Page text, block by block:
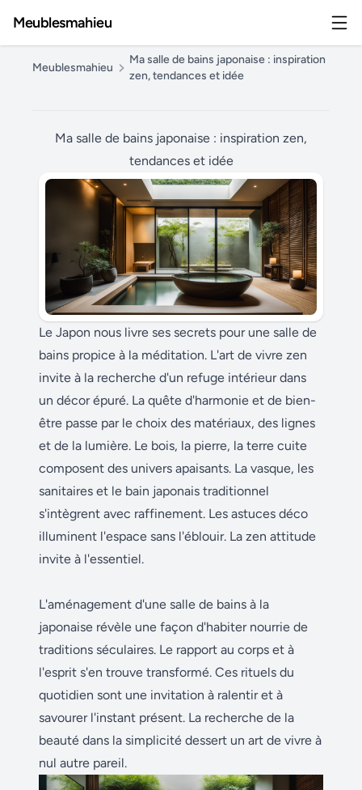
Meublesmahieu
Meublesmahieu
Ma salle de bains japonaise : inspiration
zen, tendances et idée
Ma salle de bains japonaise : inspiration zen,
tendances et idée
Le Japon nous livre ses secrets pour une salle de
bains propice à la méditation. L'art de vivre zen
invite à la recherche d'un refuge intérieur dans
un décor épuré. La quête d'harmonie et de bien-
être passe par le choix des matériaux, des lignes
et de la lumière. Le bois, la pierre, la terre cuite
composent des univers apaisants. La vasque, les
sanitaires et le bain japonais traditionnel
s'intègrent avec raffinement. Les astuces déco
illuminent l'espace sans l'éblouir. La zen attitude
invite à l'essentiel.
L'aménagement d'une salle de bains à la
japonaise révèle une façon d'habiter nourrie de
traditions séculaires. Le rapport au corps et à
l'esprit s'en trouve transformé. Ces rituels du
quotidien sont une invitation à ralentir et à
savourer l'instant présent. La recherche de la
beauté dans la simplicité dessert un art de vivre à
nul autre pareil.